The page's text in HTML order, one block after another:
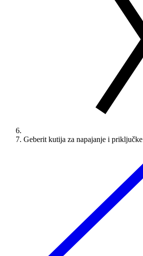
Geberit kutija za napajanje i priključke